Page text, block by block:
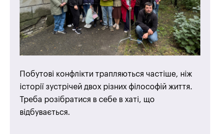
Побутові конфлікти трапляються частіше, ніж
історії зустрічей двох різних філософій життя.
Треба розібратися в себе в хаті, що
відбувається.